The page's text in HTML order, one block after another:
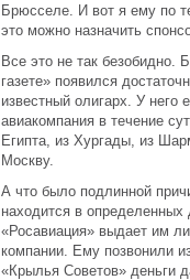
Брюсселе. И вот я ему по
это можно назначить
Все это не так безобидно.
газете» появился
известный олигарх. У него
авиакомпания в течение
Египта, из Хургады, из
Москву.
А что было подлинной
находится в определенных
«Росавиация» выдает им
компании. Ему позвонили
«Крылья Советов» деньги